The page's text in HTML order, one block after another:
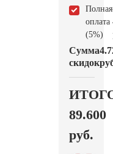
Полная
оплата
(5%)
Сумма
скидок
89.600
руб.